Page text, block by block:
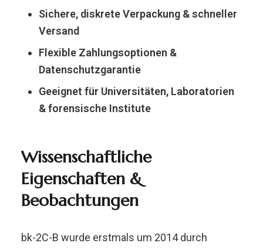
Sichere, diskrete Verpackung & schneller
Versand
Flexible Zahlungsoptionen &
Datenschutzgarantie
Geeignet für Universitäten, Laboratorien
& forensische Institute
Wissenschaftliche
Eigenschaften &
Beobachtungen
bk-2C-B wurde erstmals um 2014 durch